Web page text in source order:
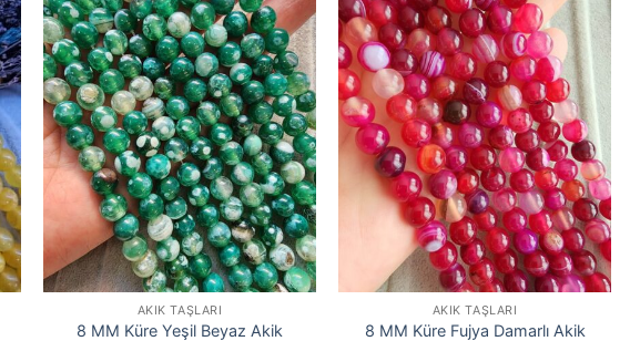
AKIK TAŞLARI
8 MM Küre Yeşil Beyaz Akik
AKIK TAŞLARI
8 MM Küre Fujya Damarlı Akik